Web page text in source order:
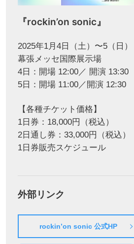
『rockin’on sonic』
2025年1月4日（土）〜5（日
幕張メッセ国際展示場
4日：開場 12:00／ 開演 13:30
5日：開場 11:00／開演 12:30
【各種チケット価格】
1日券：18,000円（税込）
2日通し券：33,000円（税込）
1日券販売スケジュール
外部リンク
rockin’on sonic 公式HP